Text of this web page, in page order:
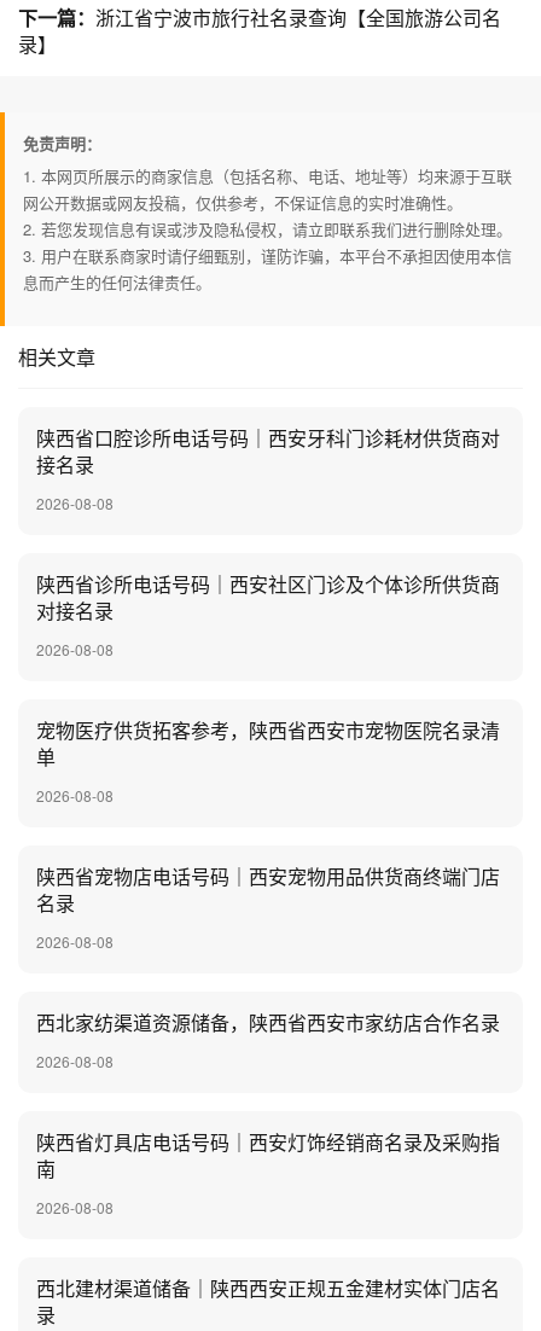
下一篇： 浙江省宁波市旅行社名录查询【全国旅游公司名
录】
免责声明：
1. 本网页所展示的商家信息（包括名称、电话、地址等）均来源于互联
网公开数据或网友投稿，仅供参考，不保证信息的实时准确性。
2. 若您发现信息有误或涉及隐私侵权，请立即联系我们进行删除处理。
3. 用户在联系商家时请仔细甄别，谨防诈骗，本平台不承担因使用本信
息而产生的任何法律责任。
相关文章
陕西省口腔诊所电话号码｜西安牙科门诊耗材供货商对
接名录
2026-08-08
陕西省诊所电话号码｜西安社区门诊及个体诊所供货商
对接名录
2026-08-08
宠物医疗供货拓客参考，陕西省西安市宠物医院名录清
单
2026-08-08
陕西省宠物店电话号码｜西安宠物用品供货商终端门店
名录
2026-08-08
西北家纺渠道资源储备，陕西省西安市家纺店合作名录
2026-08-08
陕西省灯具店电话号码｜西安灯饰经销商名录及采购指
南
2026-08-08
西北建材渠道储备｜陕西西安正规五金建材实体门店名
录